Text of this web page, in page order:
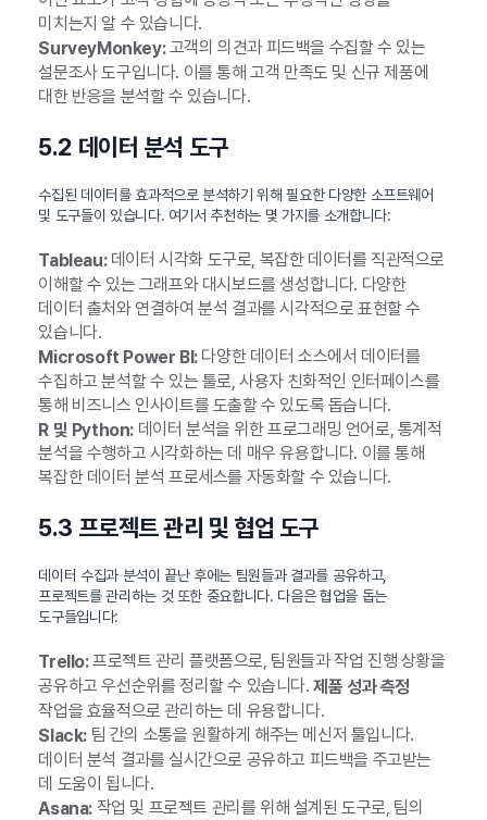
미치는지 알 수 있습니다.
SurveyMonkey:고객의 의견과 피드백을 수집할 수 있는
설문조사 도구입니다. 이를 통해 고객 만족도 및 신규 제품에
대한 반응을 분석할 수 있습니다.
5.2 데이터 분석 도구
수집된 데이터를 효과적으로 분석하기 위해 필요한 다양한 소프트웨어
및 도구들이 있습니다. 여기서 추천하는 몇 가지를 소개합니다:
Tableau:데이터 시각화 도구로, 복잡한 데이터를 직관적으로
이해할 수 있는 그래프와 대시보드를 생성합니다. 다양한
데이터 출처와 연결하여 분석 결과를 시각적으로 표현할 수
있습니다.
Microsoft Power BI:다양한 데이터 소스에서 데이터를
수집하고 분석할 수 있는 툴로, 사용자 친화적인 인터페이스를
통해 비즈니스 인사이트를 도출할 수 있도록 돕습니다.
R 및 Python:데이터 분석을 위한 프로그래밍 언어로, 통계적
분석을 수행하고 시각화하는 데 매우 유용합니다. 이를 통해
복잡한 데이터 분석 프로세스를 자동화할 수 있습니다.
5.3 프로젝트 관리 및 협업 도구
데이터 수집과 분석이 끝난 후에는 팀원들과 결과를 공유하고,
프로젝트를 관리하는 것 또한 중요합니다. 다음은 협업을 돕는
도구들입니다:
Trello:프로젝트 관리 플랫폼으로, 팀원들과 작업 진행 상황을
공유하고 우선순위를 정리할 수 있습니다.제품 성과 측정
작업을 효율적으로 관리하는 데 유용합니다.
Slack:팀 간의 소통을 원활하게 해주는 메신저 툴입니다.
데이터 분석 결과를 실시간으로 공유하고 피드백을 주고받는
데 도움이 됩니다.
Asana:작업 및 프로젝트 관리를 위해 설계된 도구로, 팀의